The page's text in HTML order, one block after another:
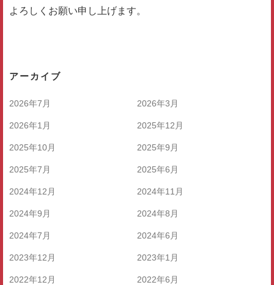
よろしくお願い申し上げます。
アーカイブ
2026年7月 2026年3月
2026年1月 2025年12月
2025年10月 2025年9月
2025年7月 2025年6月
2024年12月 2024年11月
2024年9月 2024年8月
2024年7月 2024年6月
2023年12月 2023年1月
2022年12月 2022年6月